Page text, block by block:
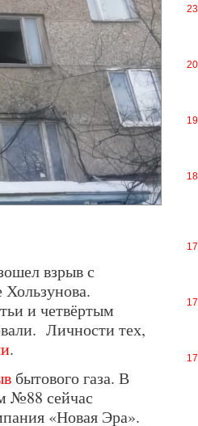
взрыв с
и четвёртым
Личности тех,
.
бытового газа. В
№88 сейчас
«Новая Эра».